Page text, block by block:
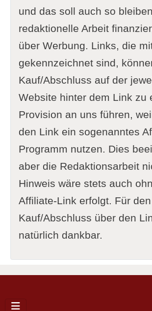
und das soll auch so
redaktionelle Arbeit
über Werbung. Links, die
gekennzeichnet sind,
Kauf/Abschluss auf der
Website hinter dem Link zu
Provision an uns führen,
den Link ein sogenanntes
Programm nutzen. Dies
aber die Redaktionsarbeit
Hinweis wäre stets auch
Affiliate-Link erfolgt. Für den
Kauf/Abschluss über den
natürlich dankbar.